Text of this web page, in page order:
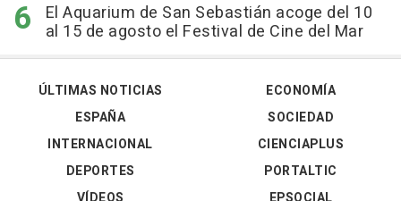
El Aquarium de San Sebastián acoge del 10
al 15 de agosto el Festival de Cine del Mar
ÚLTIMAS NOTICIAS
ESPAÑA
INTERNACIONAL
DEPORTES
ECONOMÍA
SOCIEDAD
CIENCIAPLUS
PORTALTIC